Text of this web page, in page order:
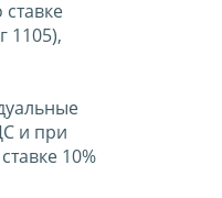
1105),
и при
10%